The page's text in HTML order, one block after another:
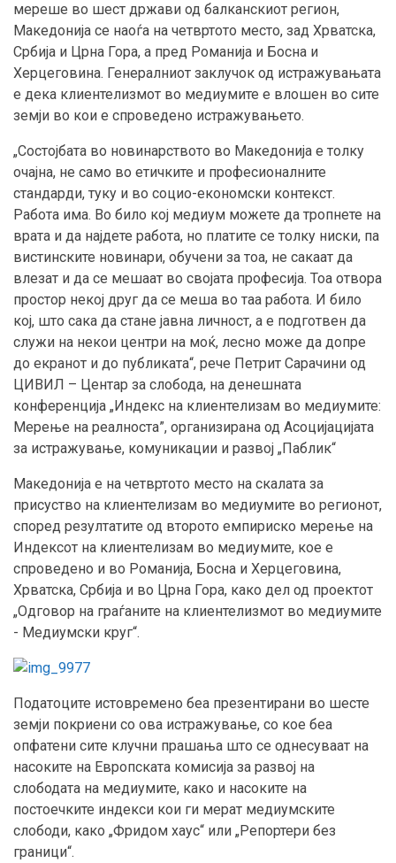
мереше во шест држави од балканскиот регион,
Македонија се наоѓа на четвртото место, зад Хрватска,
Србија и Црна Гора, а пред Романија и Босна и
Херцеговина. Генералниот заклучок од истражувањата
е дека клиентелизмот во медиумите е влошен во сите
земји во кои е спроведено истражувањето.
„Состојбата во новинарството во Македонија е толку
очајна, не само во етичките и професионалните
стандарди, туку и во социо-економски контекст.
Работа има. Во било кој медиум можете да тропнете на
врата и да најдете работа, но платите се толку ниски, па
вистинските новинари, обучени за тоа, не сакаат да
влезат и да се мешаат во својата професија. Тоа отвора
простор некој друг да се меша во таа работа. И било
кој, што сака да стане јавна личност, а е подготвен да
служи на некои центри на моќ, лесно може да допре
до екранот и до публиката“, рече Петрит Сарачини од
ЦИВИЛ – Центар за слобода, на денешната
конференција „Индекс на клиентелизам во медиумите:
Мерење на реалноста”, организирана од Асоцијацијата
за истражување, комуникации и развој „Паблик“
Македонија е на четвртото место на скалата за
присуство на клиентелизам во медиумите во регионот,
според резултатите од второто емпириско мерење на
Индексот на клиентелизам во медиумите, кое е
спроведено и во Романија, Босна и Херцеговина,
Хрватска, Србија и во Црна Гора, како дел од проектот
„Одговор на граѓаните на клиентелизмот во медиумите
- Медиумски круг“.
Податоците истовремено беа презентирани во шесте
земји покриени со ова истражување, со кое беа
опфатени сите клучни прашања што се однесуваат на
насоките на Европската комисија за развој на
слободата на медиумите, како и насоките на
постоечките индекси кои ги мерат медиумските
слободи, како „Фридом хаус“ или „Репортери без
граници“.